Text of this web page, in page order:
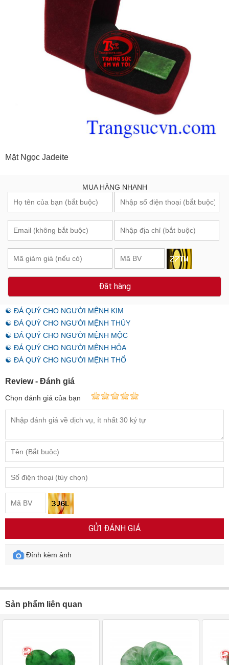
Mặt Ngọc Jadeite
MUA HÀNG NHANH
Đặt hàng
☯ ĐÁ QUÝ CHO NGƯỜI MỆNH KIM
☯ ĐÁ QUÝ CHO NGƯỜI MỆNH THỦY
☯ ĐÁ QUÝ CHO NGƯỜI MỆNH MỘC
☯ ĐÁ QUÝ CHO NGƯỜI MỆNH HỎA
☯ ĐÁ QUÝ CHO NGƯỜI MỆNH THỔ
Review - Đánh giá
Chọn đánh giá của bạn
GỬI ĐÁNH GIÁ
Đính kèm ảnh
Sản phẩm liên quan